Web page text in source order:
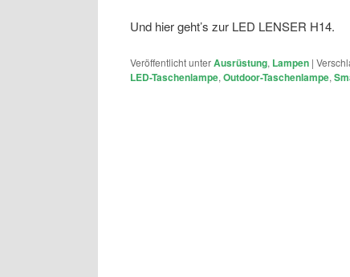
Und hier geht’s zur LED LENSER H14.
Veröffentlicht unterAusrüstung, Lampen |
LED-Taschenlampe, Outdoor-Taschenlampe,